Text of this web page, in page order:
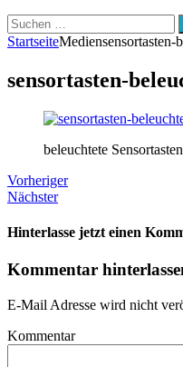
Suchen
nach:
StartseiteMediensensortasten-
sensortasten-
beleuchtete Sensortasten
Vorheriger
Nächster
Hinterlasse jetzt einen
Kommentar
E-Mail Adresse wird nicht
Kommentar